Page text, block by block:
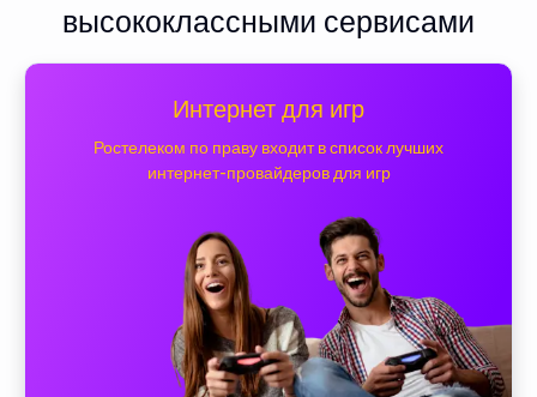
высококлассными сервисами
Интернет для игр
Ростелеком по праву входит в список лучших
интернет-провайдеров для игр